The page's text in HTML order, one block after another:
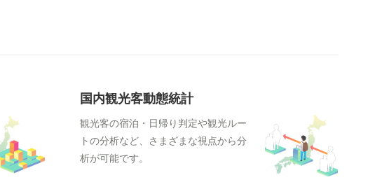
国内観光客動態統計
観光客の宿泊・日帰り判定や観光ルー
トの分析など、さまざまな視点から分
析が可能です。